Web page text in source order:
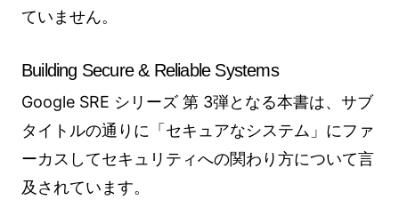
ていません。
Building Secure & Reliable Systems
Google SRE シリーズ 第 3弾となる本書は、サブ
タイトルの通りに「セキュアなシステム」にファ
ーカスしてセキュリティへの関わり方について言
及されています。